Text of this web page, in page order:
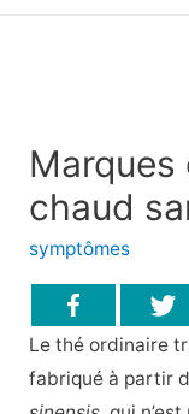
Marques
chaud
symptômes
Le thé ordinaire
fabriqué à partir